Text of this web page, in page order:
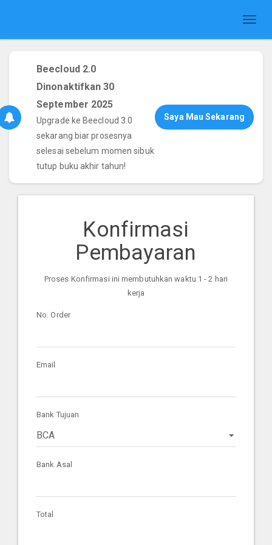
Beecloud 2.0
Dinonaktifkan 30
September 2025
Upgrade ke Beecloud 3.0
sekarang biar prosesnya
selesai sebelum momen sibuk
tutup buku akhir tahun!
Saya Mau Sekarang
Konfirmasi
Pembayaran
Proses Konfirmasi ini membutuhkan waktu 1 - 2 hari
kerja
No. Order
Email
Bank Tujuan
Bank Asal
Total